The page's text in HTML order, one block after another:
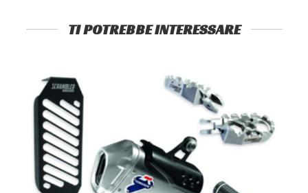
TI POTREBBE INTERESSARE